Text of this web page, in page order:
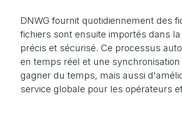
DNWG fournit quotidiennement des
fichiers sont ensuite importés dans
précis et sécurisé. Ce processus
en temps réel et une
gagner du temps, mais aussi
service globale pour les opérateurs